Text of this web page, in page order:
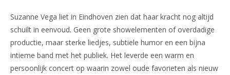
Suzanne Vega liet in Eindhoven zien dat haar kracht nog altijd
schuilt in eenvoud. Geen grote showelementen of overdadige
productie, maar sterke liedjes, subtiele humor en een bijna
intieme band met het publiek. Het leverde een warm en
persoonlijk concert op waarin zowel oude favorieten als nieuw